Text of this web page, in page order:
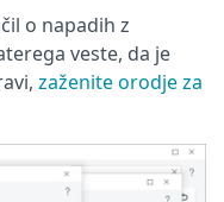
o napadih z
veste, da je
zaženite orodje za